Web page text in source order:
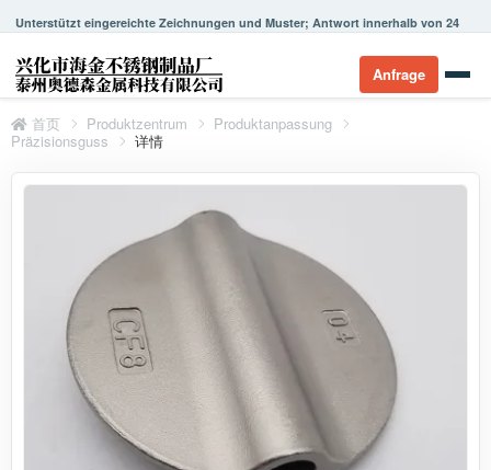
Unterstützt eingereichte Zeichnungen und Muster; Antwort innerhalb von 24
Anfrage
首页 Produktzentrum
Produktanpassung
Präzisionsguss
详情